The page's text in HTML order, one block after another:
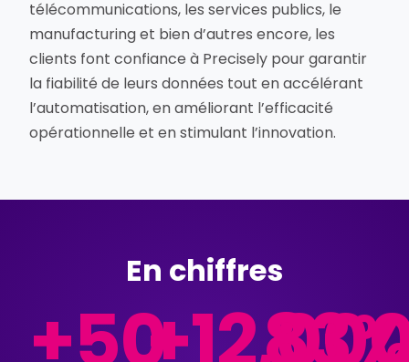
télécommunications, les services publics, le
manufacturing et bien d’autres encore, les
clients font confiance à Precisely pour garantir
la fiabilité de leurs données tout en accélérant
l’automatisation, en améliorant l’efficacité
opérationnelle et en stimulant l’innovation.
En chiffres
+50+ 83